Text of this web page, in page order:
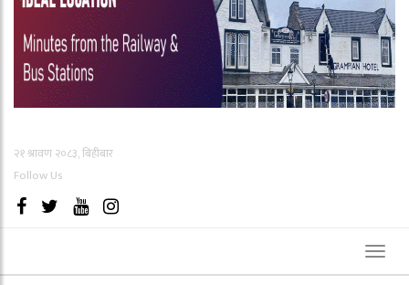
२१ श्रावण २०८३, बिहीबार
Follow Us